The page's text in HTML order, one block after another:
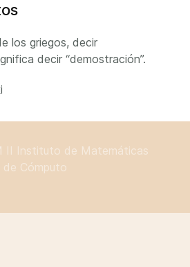
los griegos, decir
decir “demostración”.
II Instituto de Matemáticas
Cómputo